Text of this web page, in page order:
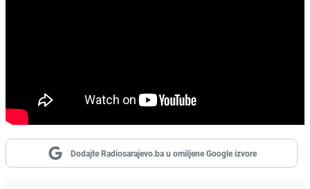
Dodajte Radiosarajevo.ba u omiljene Google izvore